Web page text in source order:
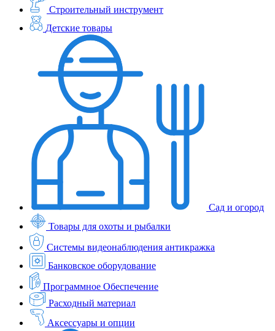
Строительный инструмент
Детские товары
Сад и огород
Товары для охоты и рыбалки
Системы видеонаблюдения антикражка
Банковское оборудование
Программное Обеспечение
Расходный материал
Аксессуары и опции